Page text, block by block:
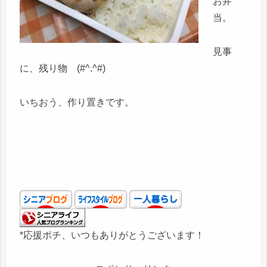
当。
見事
に、残り物 (#^.^#)
いちおう、作り置きです。
*応援ポチ、いつもありがとうございます！